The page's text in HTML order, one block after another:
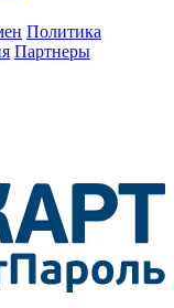
Политика
Партнеры